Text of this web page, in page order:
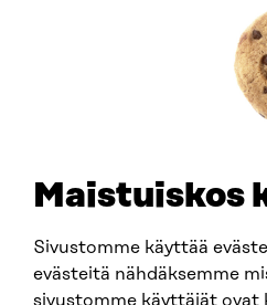
Maistuiskos
Sivustomme käyttää
evästeitä nähdäksemme
sivustomme käyttäjät ovat
SITRA SOSIAALISESSA MEDIASSA